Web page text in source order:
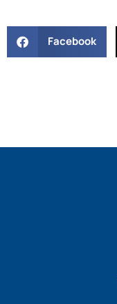
Facebook